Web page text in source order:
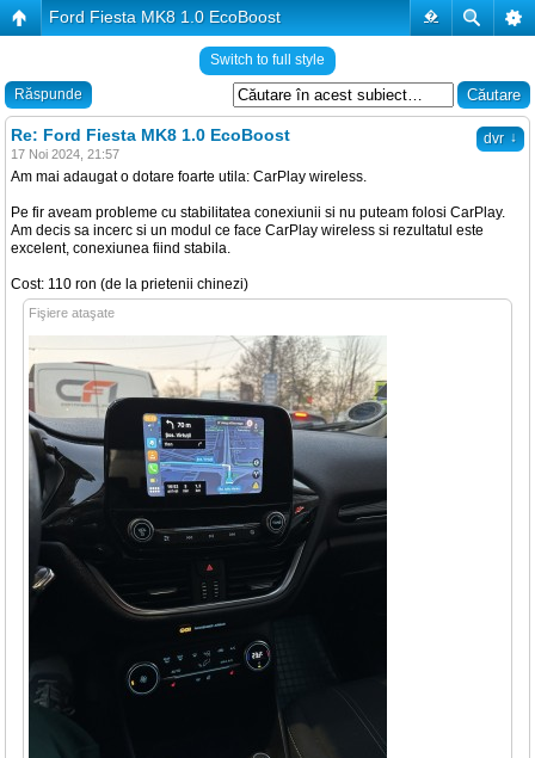
�
Ford Fiesta MK8 1.0 EcoBoost
Switch to full style
Răspunde
dvr ↓
Re: Ford Fiesta MK8 1.0 EcoBoost
17 Noi 2024, 21:57
Am mai adaugat o dotare foarte utila: CarPlay wireless.
Pe fir aveam probleme cu stabilitatea conexiunii si nu puteam folosi CarPlay.
Am decis sa incerc si un modul ce face CarPlay wireless si rezultatul este
excelent, conexiunea fiind stabila.
Cost: 110 ron (de la prietenii chinezi)
Fişiere ataşate